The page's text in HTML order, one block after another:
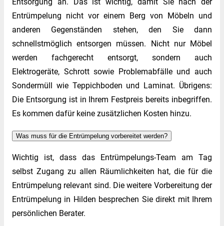
Entrümpelung nicht vor einem Berg von Möbeln und
anderen Gegenständen stehen, den Sie dann
schnellstmöglich entsorgen müssen. Nicht nur Möbel
werden fachgerecht entsorgt, sondern auch
Elektrogeräte, Schrott sowie Problemabfälle und auch
Sondermüll wie Teppichboden und Laminat. Übrigens:
Die Entsorgung ist in Ihrem Festpreis bereits inbegriffen.
Es kommen dafür keine zusätzlichen Kosten hinzu.
Was muss für die Entrümpelung vorbereitet werden?
Wichtig ist, dass das Entrümpelungs-Team am Tag
selbst Zugang zu allen Räumlichkeiten hat, die für die
Entrümpelung relevant sind. Die weitere Vorbereitung der
Entrümpelung in Hilden besprechen Sie direkt mit Ihrem
persönlichen Berater.